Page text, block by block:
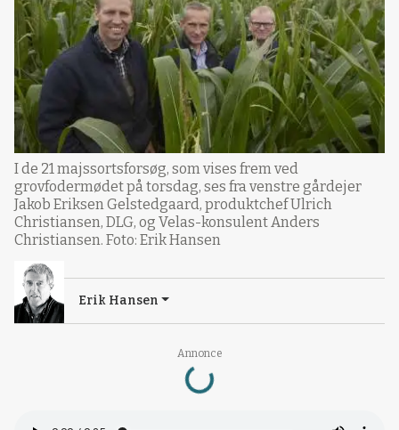
Annonce
Loading...
I de 21 majssortsforsøg, som vises frem ved
grovfodermødet på torsdag, ses fra venstre gårdejer
Jakob Eriksen Gelstedgaard, produktchef Ulrich
Christiansen, DLG, og Velas-konsulent Anders
Christiansen. Foto: Erik Hansen
Erik Hansen